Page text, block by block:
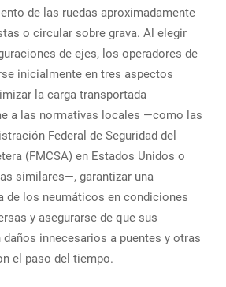
de las ruedas aproximadamente
o circular sobre grava. Al elegir
de ejes, los operadores de
inicialmente en tres aspectos
la carga transportada
a las normativas locales —como las
Federal de Seguridad del
(FMCSA) en Estados Unidos o
similares—, garantizar una
de los neumáticos en condiciones
y asegurarse de que sus
innecesarios a puentes y otras
el paso del tiempo.